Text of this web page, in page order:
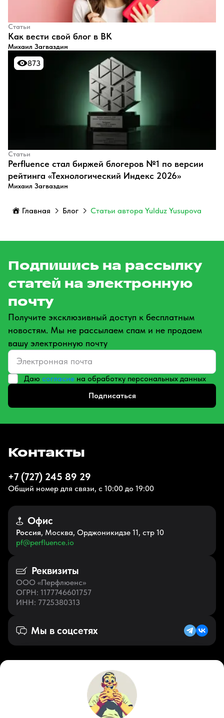
Статьи
​Как вести свой блог в ВК
Михаил Загваздин
873
873
Статьи
Perfluence стал биржей блогеров №1 по версии
рейтинга «Технологический Индекс 2026»
Михаил Загваздин
Главная Блог Статьи автора Yulduz Yusupova
Подпишись на рассылку
статей на электронную
почту
Получите эксклюзивный доступ к бесплатным
новостям. Мы не рассылаем спам и не продаем
вашу электронную почту
Даю согласие на обработку персональных данных
Подписаться
Контакты
+7 (727) 245 89 29
Общий номер для связи, с 10:00 до 19:00
Офис
Россия, Москва, Орджоникидзе 11, стр 10
pf@perfluence.io
Реквизиты
ООО «Перфлюенс»
ОГРН: 1177746601757
ИНН: 7725380313
Мы в соцсетях
Русский (KZ)